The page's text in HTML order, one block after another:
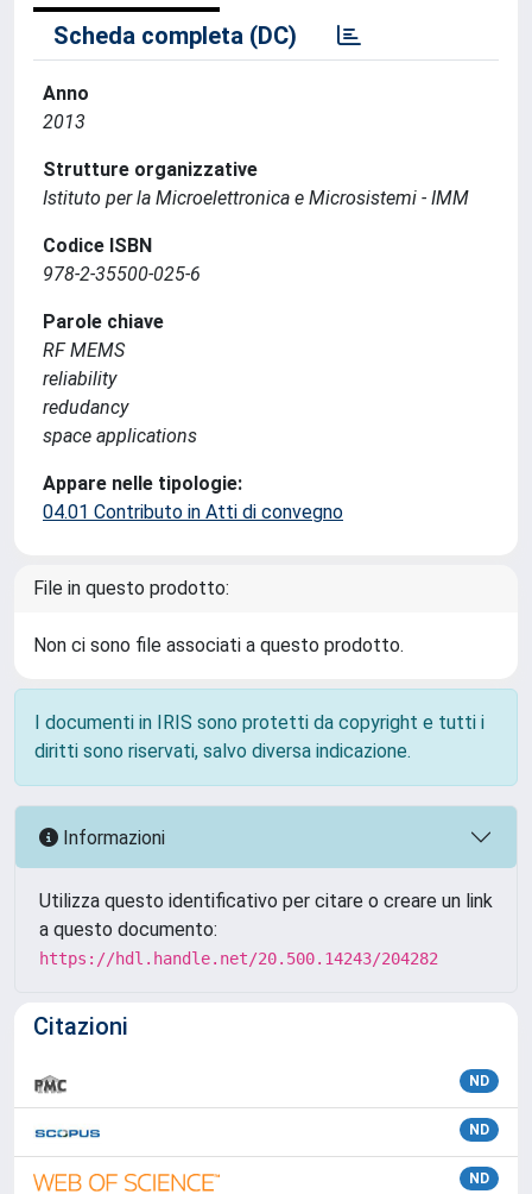
Scheda completa (DC)
Anno
2013
Strutture organizzative
Istituto per la Microelettronica e Microsistemi - IMM
Codice ISBN
978-2-35500-025-6
Parole chiave
RF MEMS
reliability
redudancy
space applications
Appare nelle tipologie:
04.01 Contributo in Atti di convegno
File in questo prodotto:
Non ci sono file associati a questo prodotto.
I documenti in IRIS sono protetti da copyright e tutti i
diritti sono riservati, salvo diversa indicazione.
Informazioni
Utilizza questo identificativo per citare o creare un link
a questo documento:
https://hdl.handle.net/20.500.14243/204282
Citazioni
ND
ND
ND